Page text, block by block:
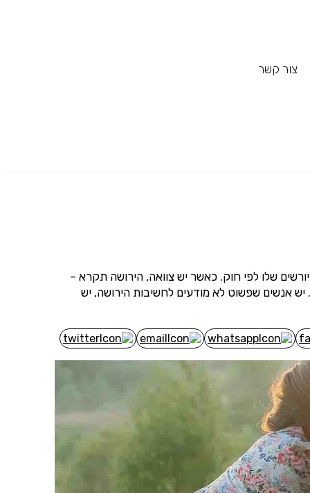
צור קשר
שלו לפי חוק. כאשר יש צוואה, הירושה תקרא –
יש אנשים שפשוט לא מודעים לחשיבות הירושה, יש